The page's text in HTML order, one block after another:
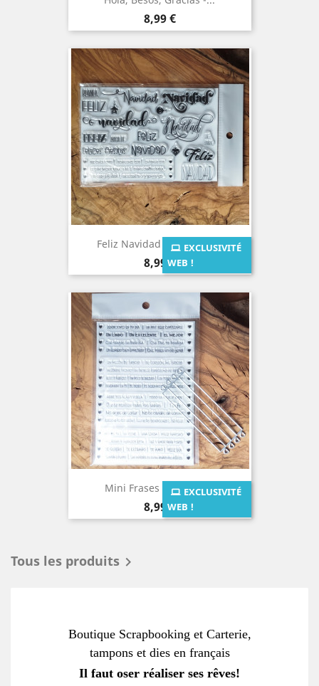
Prix
8,99 €
EXCLUSIVITÉ
WEB !
Feliz Navidad - Tampons...
Prix
8,99 €
EXCLUSIVITÉ
WEB !
Mini Frases Español -...
Prix
8,99 €
Tous les produits 
Boutique Scrapbooking et Carterie,
tampons et dies en français
Il faut oser réaliser ses rêves!